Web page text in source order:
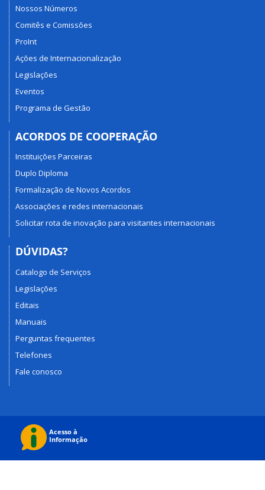
Nossos Números
Comitês e Comissões
ProInt
Ações de Internacionalização
Legislações
Eventos
Programa de Gestão
ACORDOS DE COOPERAÇÃO
Instituições Parceiras
Duplo Diploma
Formalização de Novos Acordos
Associações e redes internacionais
Solicitar rota de inovação para visitantes internacionais
DÚVIDAS?
Catalogo de Serviços
Legislações
Editais
Manuais
Perguntas frequentes
Telefones
Fale conosco